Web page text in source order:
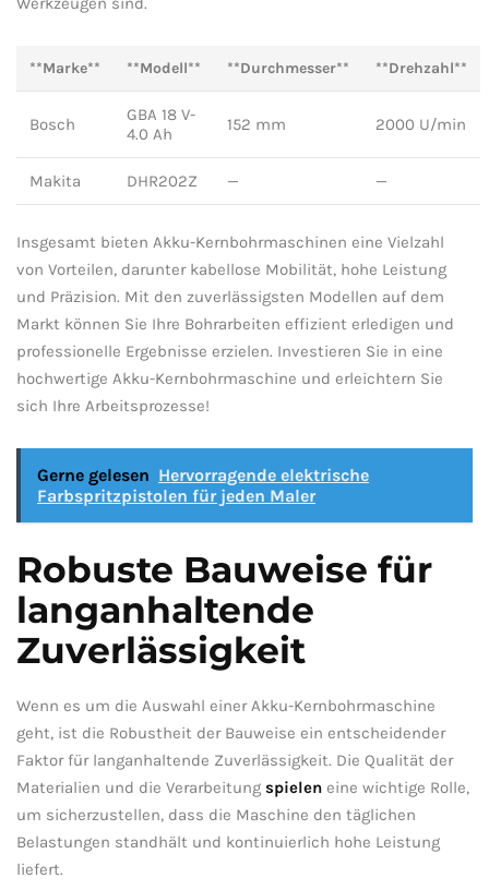
**Marke** **Modell** **Durchmesser** **Drehzahl**
Bosch
GBA 18 ‌V-
4.0 Ah
152 mm 2000 U/min
Makita DHR202Z — —
Insgesamt bieten Akku-Kernbohrmaschinen⁣ eine Vielzahl
⁢von Vorteilen,‍ darunter ⁤kabellose​ Mobilität, hohe Leistung
und Präzision.​ Mit den zuverlässigsten‌ Modellen​ auf dem‌
Markt können Sie‍ Ihre Bohrarbeiten effizient erledigen und
‍professionelle Ergebnisse ‌erzielen. ⁣Investieren Sie in eine‌
hochwertige Akku-Kernbohrmaschine und erleichtern ‍Sie
⁤sich Ihre ⁢Arbeitsprozesse!
Gerne gelesen Hervorragende elektrische
Farbspritzpistolen für jeden Maler
Robuste Bauweise für
langanhaltende
Zuverlässigkeit
Wenn es um die Auswahl einer Akku-Kernbohrmaschine
geht, ist die Robustheit der Bauweise ein ‌entscheidender
‌Faktor ⁤für langanhaltende ‍Zuverlässigkeit.‌ Die⁤ Qualität‍ der ​
Materialien ​und die⁣ Verarbeitung spielen eine wichtige Rolle,
um sicherzustellen,‌ dass⁤ die⁤ Maschine⁢ den täglichen
Belastungen‍ standhält und kontinuierlich hohe Leistung​
liefert.